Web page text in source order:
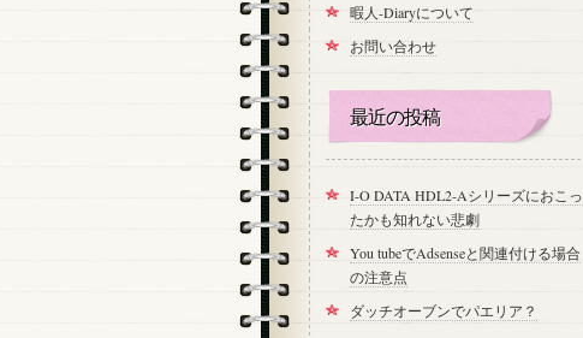
暇人-Diaryについて
お問い合わせ
最近の投稿
I-O DATA HDL2-Aシリーズにおこっ
たかも知れない悲劇
You tubeでAdsenseと関連付ける場合
の注意点
ダッチオーブンでパエリア？